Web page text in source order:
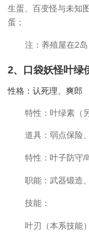
生蛋、百变怪与未知
蛋；
注：养殖屋在2岛
2、 口袋妖怪叶绿
性格：认死理、爽郎
特性：叶绿素（
道具：弱点保险
特性：叶子防守/
职能：武器锻造
技能：
叶刃（本系技能）